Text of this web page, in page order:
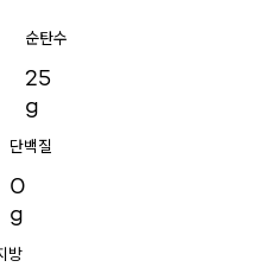
순탄수
25
g
단백질
0
g
방